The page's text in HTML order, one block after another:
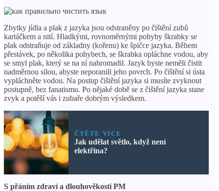
Zbytky jídla a plak z jazyka jsou odstraněny po čištění zubů
kartáčkem a nití. Hladkými, rovnoměrnými pohyby škrabky se
plak odstraňuje od základny (kořenu) ke špičce jazyka. Během
přestávek, po několika pohybech, se škrabka opláchne vodou, aby
se smyl plak, který se na ní nahromadil. Jazyk byste neměli čistit
nadměrnou silou, abyste neporanili jeho povrch. Po čištění si ústa
vypláchněte vodou. Na postup čištění jazyka si musíte zvyknout
postupně, bez fanatismu. Po nějaké době se z čištění jazyka stane
zvyk a potěší vás i zubaře dobrým výsledkem.
ČTĚTE VÍCE
Jak udělat světlo, když není
elektřina?
S přáním zdraví a dlouhověkosti PM